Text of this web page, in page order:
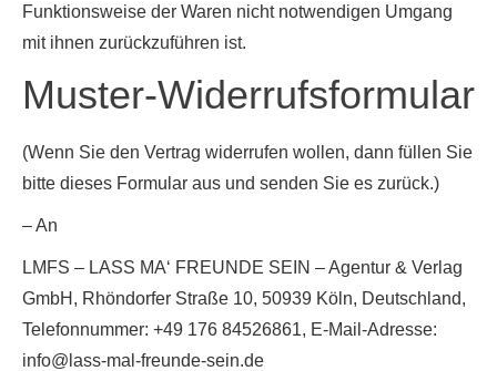
Funktionsweise der Waren nicht notwendigen Umgang
mit ihnen zurückzuführen ist.
Muster-Widerrufsformular
(Wenn Sie den Vertrag widerrufen wollen, dann füllen Sie
bitte dieses Formular aus und senden Sie es zurück.)
– An
LMFS – LASS MA‘ FREUNDE SEIN – Agentur & Verlag
GmbH, Rhöndorfer Straße 10, 50939 Köln, Deutschland,
Telefonnummer: +49 176 84526861, E-Mail-Adresse:
info@lass-mal-freunde-sein.de